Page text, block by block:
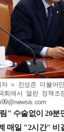
= 진성준 더불어
에서 열린 정책조